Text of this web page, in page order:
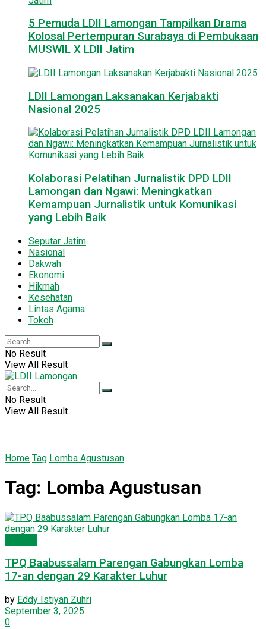
5 Pemuda LDII Lamongan Tampilkan Drama
Kolosal Pertempuran Surabaya di Pembukaan
MUSWIL X LDII Jatim
LDII Lamongan Laksanakan Kerjabakti
Nasional 2025
Kolaborasi Pelatihan Jurnalistik DPD LDII
Lamongan dan Ngawi: Meningkatkan
Kemampuan Jurnalistik untuk Komunikasi
yang Lebih Baik
Seputar Jatim
Nasional
Dakwah
Ekonomi
Hikmah
Kesehatan
Lintas Agama
Tokoh
No Result
View All Result
No Result
View All Result
Home Tag Lomba Agustusan
Tag: Lomba Agustusan
TPQ Baabussalam Parengan Gabungkan Lomba
17-an dengan 29 Karakter Luhur
by Eddy Istiyan Zuhri
September 3, 2025
0